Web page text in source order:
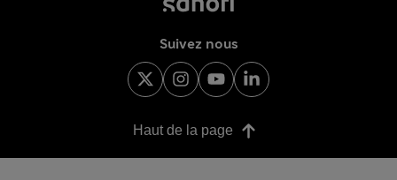
Suivez nous
Haut de la page